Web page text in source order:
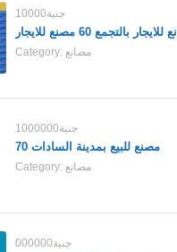
10000جنية
بالتجمع 60 مصنع للايجار
Category: مصانع
1000000جنية
70 مصنع للبيع بمدينة السادات
Category: مصانع
000000جنية